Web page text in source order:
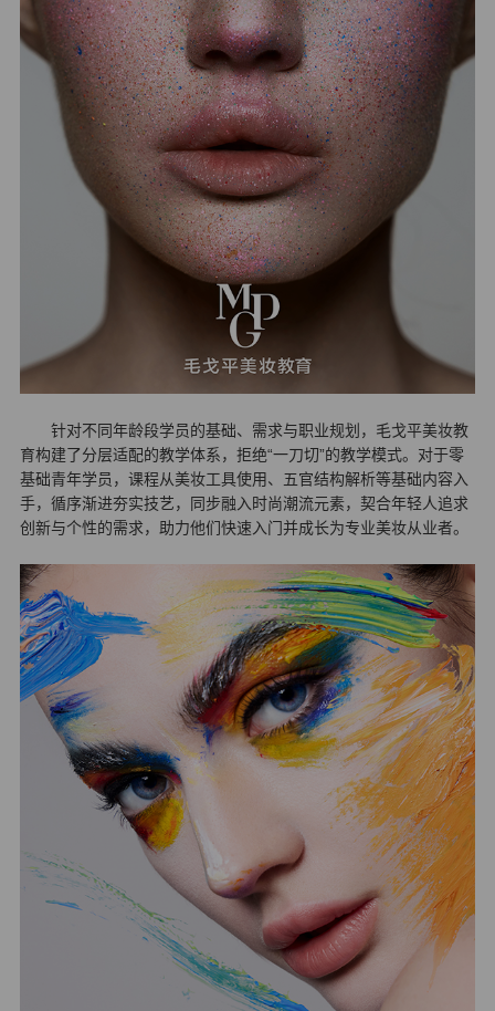
针对不同年龄段学员的基础、需求与职业规划，毛戈平美妆教
育构建了分层适配的教学体系，拒绝“一刀切”的教学模式。对于零
基础青年学员，课程从美妆工具使用、五官结构解析等基础内容入
手，循序渐进夯实技艺，同步融入时尚潮流元素，契合年轻人追求
创新与个性的需求，助力他们快速入门并成长为专业美妆从业者。